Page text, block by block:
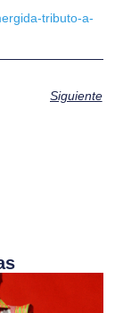
tributo-a-
Siguiente